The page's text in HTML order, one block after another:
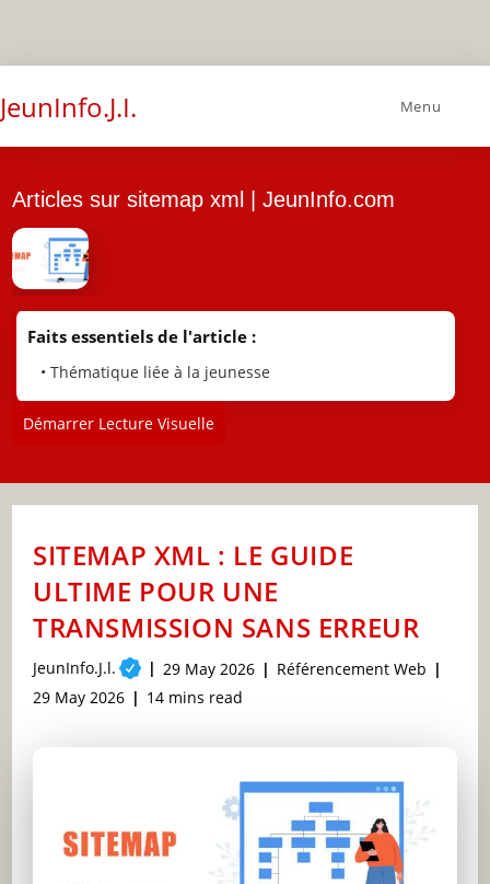
JeunInfo.J.I. Menu
Articles sur sitemap xml | JeunInfo.com
Faits essentiels de l'article :
• Thématique liée à la jeunesse
Démarrer Lecture Visuelle
SITEMAP XML : LE GUIDE
ULTIME POUR UNE
TRANSMISSION SANS ERREUR
Post
author:
JeunInfo.J.l.
Post
published:
29 May 2026
Post
Référencement Web
Post
29 May 2026
Reading
14 mins read